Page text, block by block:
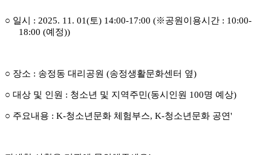
○ 일시 : 2025. 11. 01(토) 14:00-17:00 (※공원이용시간 : 10:00-
18:00 (예정))
○ 장소 : 송정동 대리공원(송정생활문화센터 옆)
○대상 및 인원 : 청소년 및 지역주민(동시인원 100명 예상)
○ 주요내용 : K-청소년문화 체험부스, K-청소년문화 공연'